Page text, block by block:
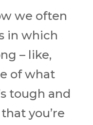
we often
in which
– like,
of what
tough and
you’re